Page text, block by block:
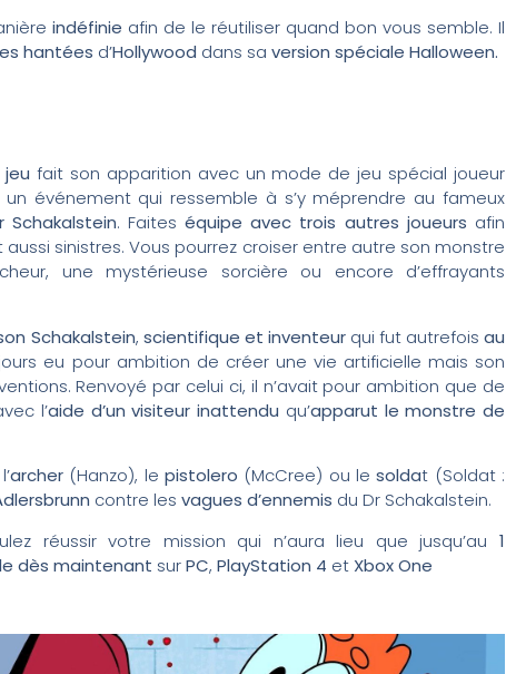
indéfinie afin de le réutiliser quand bon vous semble. Il
hantées d’Hollywood dans sa version spéciale Halloween.
fait son apparition avec un mode de jeu spécial joueur
événement qui ressemble à s’y méprendre au fameux
Schakalstein. Faiteséquipe avec trois autres joueurs afin
aussi sinistres. Vous pourrez croiser entre autre son monstre
une mystérieuse sorcière ou encore d’effrayants
Schakalstein, scientifique et inventeurqui fut autrefoisau
eu pour ambition de créer une vie artificielle mais son
Renvoyé par celui ci, il n’avait pour ambition que de
l’aide d’un visiteur inattendu qu’apparut le monstre de
archer (Hanzo), lepistolero (McCree) ou lesoldat (Soldat :
contre les vagues d’ennemis du Dr Schakalstein.
réussir votre mission qui n’aura lieu que jusqu’au 1
dès maintenant surPC, PlayStation 4 et Xbox One